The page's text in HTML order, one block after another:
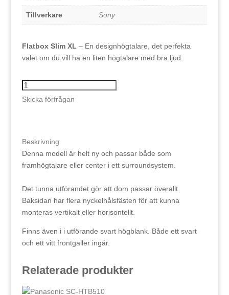
Tillverkare Sony
Flatbox Slim XL – En designhögtalare, det perfekta
valet om du vill ha en liten högtalare med bra ljud.
Flatbox
Slim
Skicka förfrågan
Beskrivning
Denna modell är helt ny och passar både som
framhögtalare eller center i ett surroundsystem.
Det tunna utförandet gör att dom passar överallt.
Baksidan har flera nyckelhålsfästen för att kunna
monteras vertikalt eller horisontellt.
Finns även i i utförande svart högblank. Både ett svart
och ett vitt frontgaller ingår.
Relaterade produkter